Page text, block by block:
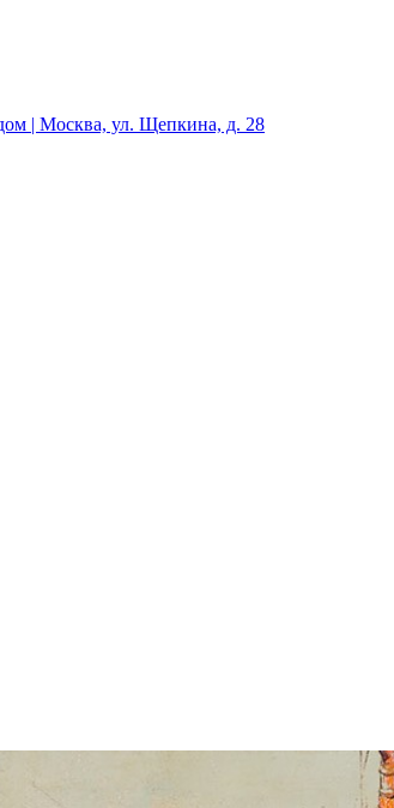
| Москва, ул. Щепкина, д. 28